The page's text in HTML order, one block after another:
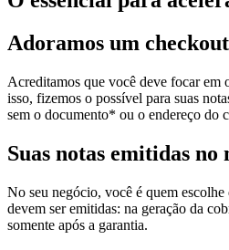
Adoramos um
Acreditamos que você deve focar em
isso, fizemos o possível para suas
sem o documento* ou o endereço do
Suas notas emitidas no
No seu negócio, você é quem escolhe
devem ser emitidas: na geração da
somente após a garantia.